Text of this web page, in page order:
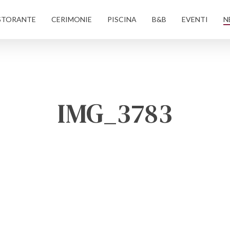
CERIMONIE PISCINA B&B EVENTI
IMG_3783